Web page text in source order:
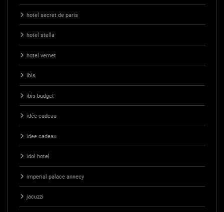
hotel secret de paris
hotel stella
hotel vernet
ibis
ibis budget
idée cadeau
idee cadeau
idol hotel
imperial palace annecy
jacuzzi